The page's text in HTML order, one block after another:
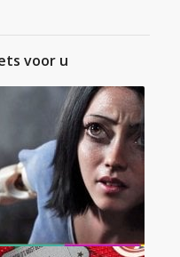
voor u